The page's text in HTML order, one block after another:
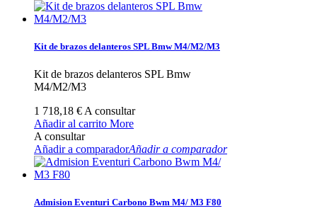
Kit de brazos delanteros SPL Bmw M4/M2/M3
Kit de brazos delanteros SPL Bmw
M4/M2/M3
1 718,18 € A consultar
Añadir al carrito More
A consultar
Añadir a comparadorAñadir a comparador
Admision Eventuri Carbono Bwm M4/ M3 F80